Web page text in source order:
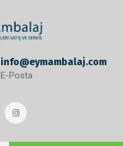
info@eymambalaj.com
E-Posta